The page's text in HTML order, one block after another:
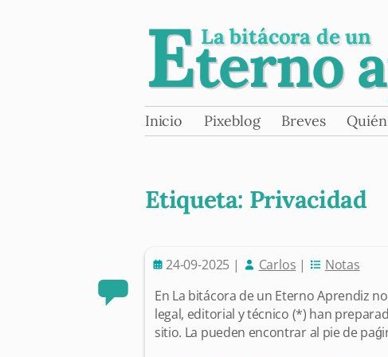
Eterno
La bitácora de un
Skip
Inicio Pixeblog Breves
Etiqueta: Privacidad
Post navigation
24-09-2025 | Carlos |
Notas
En La bitácora de un Eterno Aprendiz
legal, editorial y técnico (*) han
sitio. La pueden encontrar al pie de